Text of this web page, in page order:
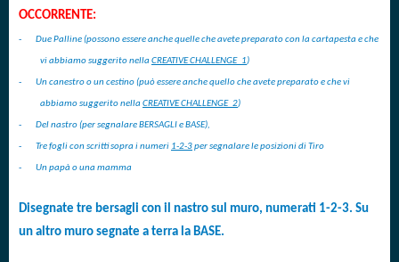
OCCORRENTE:
- Due Palline (possono essere anche quelle che avete preparato con la cartapesta e che
vi abbiamo suggerito nellaCREATIVE CHALLENGE_1)
- Un canestro o un cestino (può essere anche quello che avete preparato e che vi
abbiamo suggerito nellaCREATIVE CHALLENGE_2)
- Del nastro (per segnalare BERSAGLI e BASE),
- Tre fogli con scritti sopra i numeri 1-2-3per segnalare le posizioni di Tiro
- Un papà o una mamma
Disegnate tre bersagli con il nastro sul muro, numerati 1-2-3. Su
un altro muro segnate a terra la BASE.